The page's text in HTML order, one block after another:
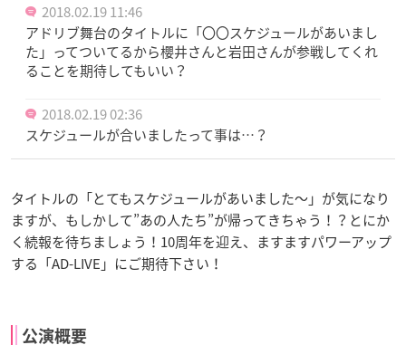
2018.02.19 11:46
アドリブ舞台のタイトルに「〇〇スケジュールがあいまし
た」ってついてるから櫻井さんと岩田さんが参戦してくれ
ることを期待してもいい？
2018.02.19 02:36
スケジュールが合いましたって事は…？
タイトルの「とてもスケジュールがあいました～」が気になり
ますが、もしかして”あの人たち”が帰ってきちゃう！？とにか
く続報を待ちましょう！10周年を迎え、ますますパワーアップ
する「AD-LIVE」にご期待下さい！
公演概要